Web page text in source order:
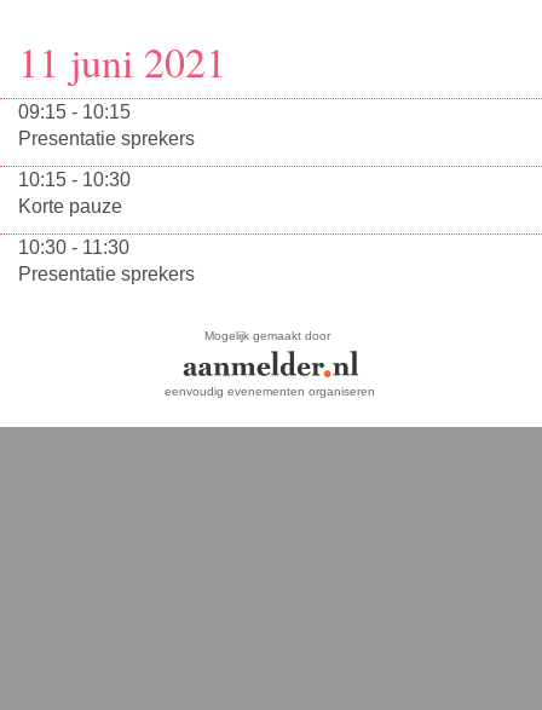
11 juni 2021
09:15 - 10:15
Presentatie sprekers
10:15 - 10:30
Korte pauze
10:30 - 11:30
Presentatie sprekers
Mogelijk gemaakt door
eenvoudig evenementen organiseren